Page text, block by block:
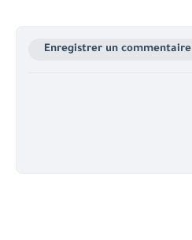
Enregistrer un commentaire